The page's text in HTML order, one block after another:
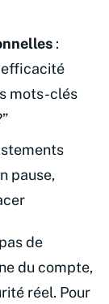
:
efficacité
mots-clés
pause,
de
du compte,
réel. Pour